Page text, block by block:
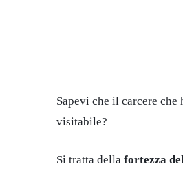
Sapevi che il carcere che
visitabile?
Si tratta della fortezza